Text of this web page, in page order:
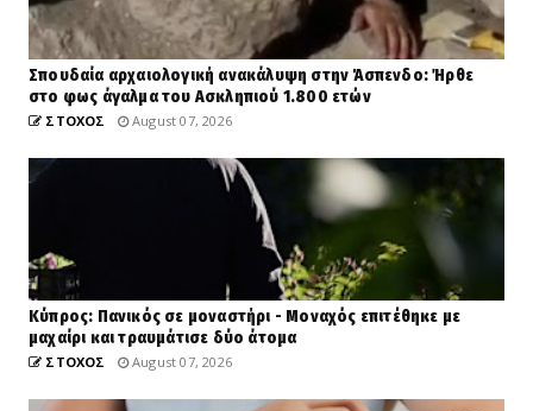
Σπουδαία αρχαιολογική ανακάλυψη στην Άσπενδο: Ήρθε
στο φως άγαλμα του Ασκληπιού 1.800 ετών
ΣΤΟΧΟΣ August 07, 2026
Κύπρος: Πανικός σε μοναστήρι - Μοναχός επιτέθηκε με
μαχαίρι και τραυμάτισε δύο άτομα
ΣΤΟΧΟΣ August 07, 2026